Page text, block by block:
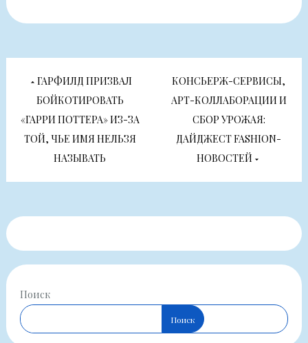
Навигация
по
записям
ГАРФИЛД ПРИЗВАЛ
БОЙКОТИРОВАТЬ
«ГАРРИ ПОТТЕРА» ИЗ-ЗА
ТОЙ, ЧЬЕ ИМЯ НЕЛЬЗЯ
НАЗЫВАТЬ
КОНСЬЕРЖ-СЕРВИСЫ,
АРТ-КОЛЛАБОРАЦИИ И
СБОР УРОЖАЯ:
ДАЙДЖЕСТ FASHION-
НОВОСТЕЙ
Поиск
Поиск